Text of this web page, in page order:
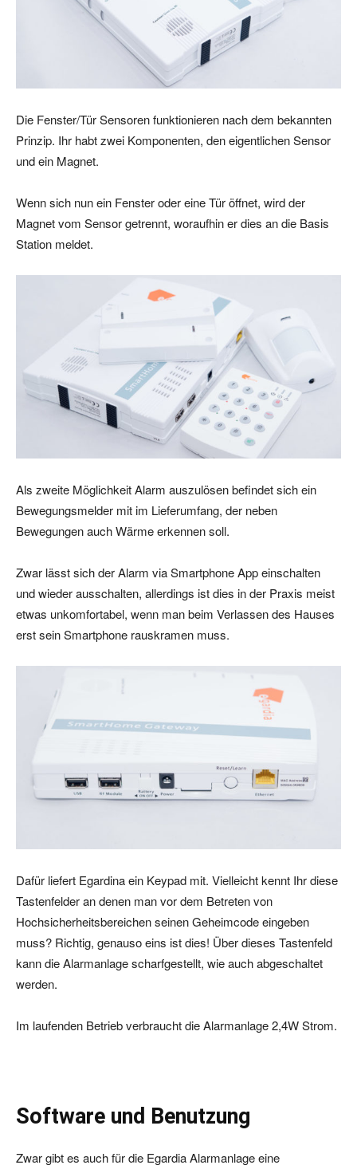
Die Fenster/Tür Sensoren funktionieren nach dem bekannten
Prinzip. Ihr habt zwei Komponenten, den eigentlichen Sensor
und ein Magnet.
Wenn sich nun ein Fenster oder eine Tür öffnet, wird der
Magnet vom Sensor getrennt, woraufhin er dies an die Basis
Station meldet.
Als zweite Möglichkeit Alarm auszulösen befindet sich ein
Bewegungsmelder mit im Lieferumfang, der neben
Bewegungen auch Wärme erkennen soll.
Zwar lässt sich der Alarm via Smartphone App einschalten
und wieder ausschalten, allerdings ist dies in der Praxis meist
etwas unkomfortabel, wenn man beim Verlassen des Hauses
erst sein Smartphone rauskramen muss.
Dafür liefert Egardina ein Keypad mit. Vielleicht kennt Ihr diese
Tastenfelder an denen man vor dem Betreten von
Hochsicherheitsbereichen seinen Geheimcode eingeben
muss? Richtig, genauso eins ist dies! Über dieses Tastenfeld
kann die Alarmanlage scharfgestellt, wie auch abgeschaltet
werden.
Im laufenden Betrieb verbraucht die Alarmanlage 2,4W Strom.
Software und Benutzung
Zwar gibt es auch für die Egardia Alarmanlage eine